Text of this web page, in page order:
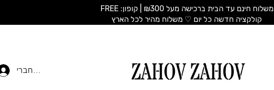
משלוח חינם עד הבית ברכישה מעל ₪300 | קופון: FREE
​קולקציה חדשה כל יום ♡ משלוח מהיר לכל הארץ
התחברי